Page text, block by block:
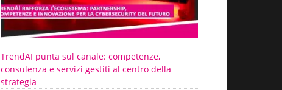
TrendAI punta sul canale: competenze,
consulenza e servizi gestiti al centro della
strategia